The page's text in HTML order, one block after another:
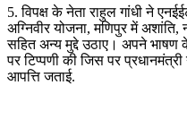
5. विपक्ष के नेता राहुल गांधी ने
अग्निवीर योजना, मणिपुर में अशांति,
सहित अन्य मुद्दे उठाए। अपने भाषण
पर टिप्पणी की जिस पर
आपत्ति जताई.